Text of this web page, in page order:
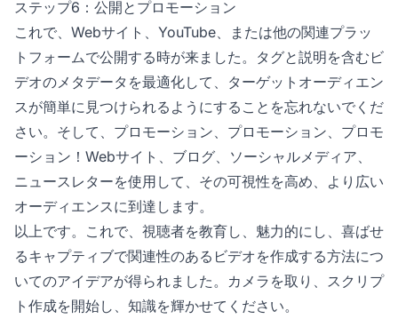
ステップ6：公開とプロモーション
これで、Webサイト、YouTube、または他の関連プラッ
トフォームで公開する時が来ました。タグと説明を含むビ
デオのメタデータを最適化して、ターゲットオーディエン
スが簡単に見つけられるようにすることを忘れないでくだ
さい。そして、プロモーション、プロモーション、プロモ
ーション！Webサイト、ブログ、ソーシャルメディア、
ニュースレターを使用して、その可視性を高め、より広い
オーディエンスに到達します。
以上です。これで、視聴者を教育し、魅力的にし、喜ばせ
るキャプティブで関連性のあるビデオを作成する方法につ
いてのアイデアが得られました。カメラを取り、スクリプ
ト作成を開始し、知識を輝かせてください。